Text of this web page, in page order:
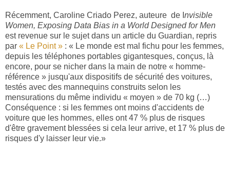
Récemment, Caroline Criado Perez, auteure de I nvisible
Women, Exposing Data Bias in a World Designed for Men
est revenue sur le sujet dans un article du Guardian, repris
par « Le Point » : « Le monde est mal fichu pour les femmes,
depuis les téléphones portables gigantesques, conçus, là
encore, pour se nicher dans la main de notre « homme-
référence » jusqu'aux dispositifs de sécurité des voitures,
testés avec des mannequins construits selon les
mensurations du même individu « moyen » de 70 kg (…)
Conséquence : si les femmes ont moins d'accidents de
voiture que les hommes, elles ont 47 % plus de risques
d'être gravement blessées si cela leur arrive, et 17 % plus de
risques d'y laisser leur vie.»